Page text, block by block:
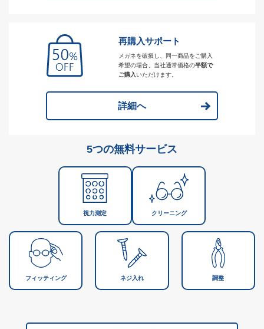
再購入サポート
メガネを破損し、同一商品をご購入
希望の場合、当社通常価格の半額で
ご購入いただけます。
詳細へ
5つの無料サービス
視力測定 クリーニング
フィッティング ネジ入れ 調整